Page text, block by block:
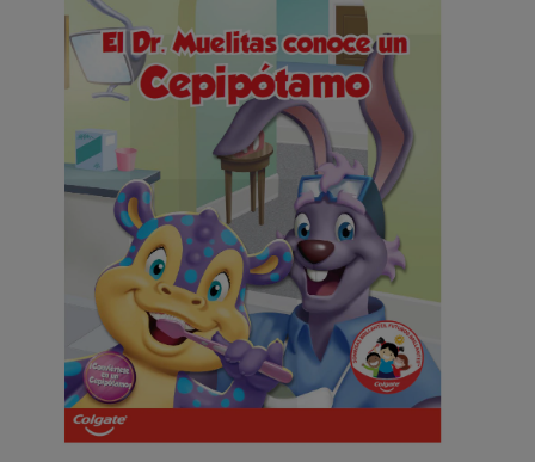
CHEQUEO DE SALUD BUCAL
SELECCIÓN DE PRODUCTOS
PARA PROFESIONALES
DÓNDE COMPRAR
SUSCRÍBETE